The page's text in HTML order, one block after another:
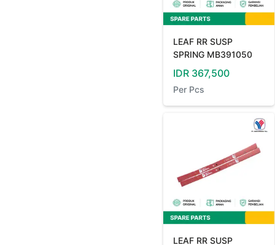
LEAF RR SUSP
SPRING MB391050
IDR 367,500
Per Pcs
LEAF RR SUSP